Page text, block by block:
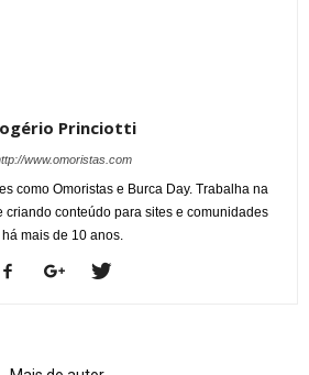
Princiotti
www.omoristas.com
como Omoristas e Burca Day. Trabalha na
criando conteúdo para sites e comunidades
há mais de 10 anos.